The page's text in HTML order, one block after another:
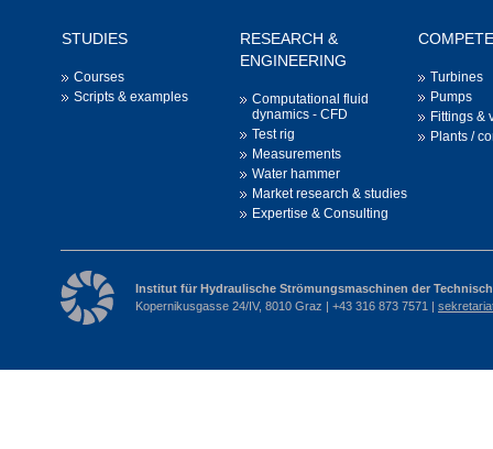
STUDIES
Courses
Scripts & examples
RESEARCH &
ENGINEERING
Computational fluid
dynamics - CFD
Test rig
Measurements
Water hammer
Market research & studies
Expertise & Consulting
Turbines
Pumps
Fittings &
Plants /
Institut für Hydraulische Strömungsmaschinen der
Kopernikusgasse 24/IV, 8010 Graz | +43 316 873 7571 |